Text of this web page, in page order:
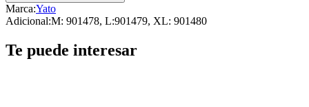
Marca:Yato
Adicional:M: 901478, L:901479, XL: 901480
Te puede interesar